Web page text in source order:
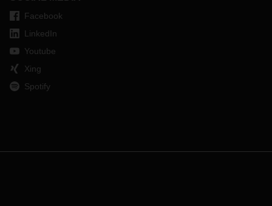
Facebook
LinkedIn
Youtube
Xing
Spotify